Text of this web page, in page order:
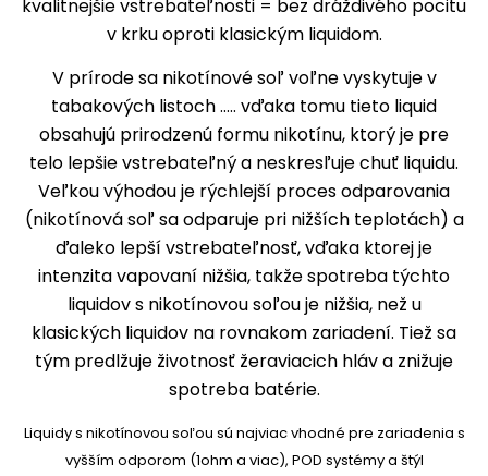
kvalitnejšie vstrebateľnosti = bez dráždivého pocitu
v krku oproti klasickým liquidom.
V prírode sa nikotínové soľ voľne vyskytuje v
tabakových listoch ..... vďaka tomu tieto liquid
obsahujú prirodzenú formu nikotínu, ktorý je pre
telo lepšie vstrebateľný a neskresľuje chuť liquidu.
Veľkou výhodou je rýchlejší proces odparovania
(nikotínová soľ sa odparuje pri nižších teplotách) a
ďaleko lepší vstrebateľnosť, vďaka ktorej je
intenzita vapovaní nižšia, takže spotreba týchto
liquidov s nikotínovou soľou je nižšia, než u
klasických liquidov na rovnakom zariadení. Tiež sa
tým predlžuje životnosť žeraviacich hláv a znižuje
spotreba batérie.
Liquidy s nikotínovou soľou sú najviac vhodné pre zariadenia s
vyšším odporom (1ohm a viac), POD systémy a štýl